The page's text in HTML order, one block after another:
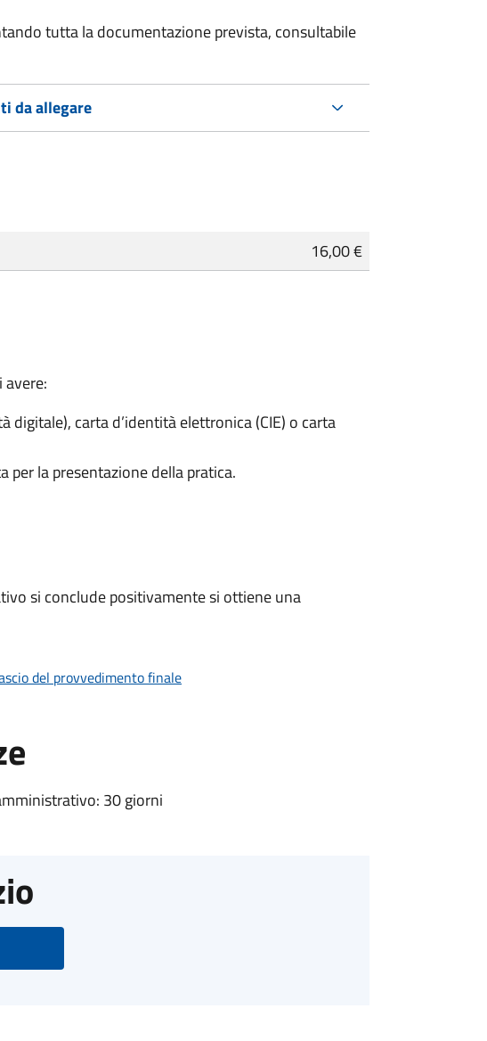
tutta la documentazione prevista, consultabile
da allegare
16,00 €
avere:
digitale), carta d’identità elettronica (CIE) o carta
la presentazione della pratica.
si conclude positivamente si ottiene una
del provvedimento finale
30 giorni